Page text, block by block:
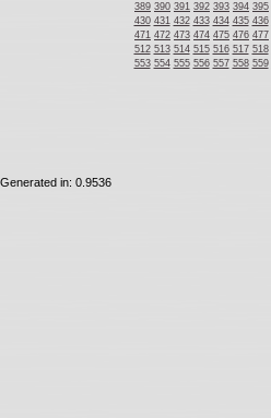
389 390 391 392 393 394 395
430 431 432 433 434 435 436
471 472 473 474 475 476 477
512 513 514 515 516 517 518
553 554 555 556 557 558 559
Generated in: 0.9536